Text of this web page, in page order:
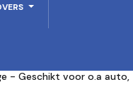
- Geschikt voor o.a auto,